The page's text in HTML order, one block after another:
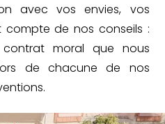
avec vos envies, vos
de nos conseils :
moral que nous
de chacune de nos